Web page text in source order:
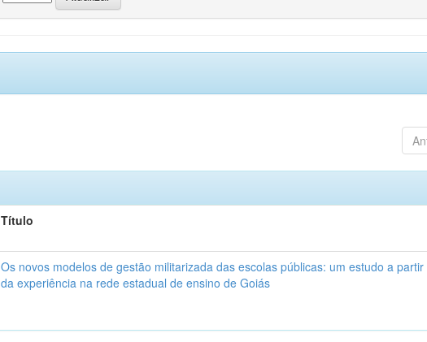
Título
Os novos modelos de gestão militarizada das escolas públicas: um estudo a partir
da experiência na rede estadual de ensino de Goiás